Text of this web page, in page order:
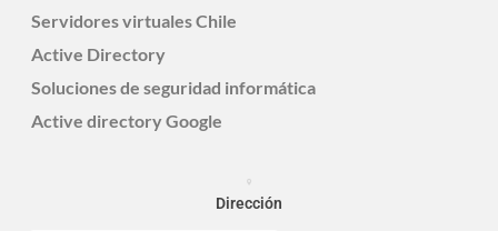
Servidores virtuales Chile
Active Directory
Soluciones de seguridad informática
Active directory Google
Dirección